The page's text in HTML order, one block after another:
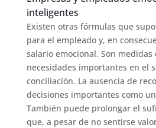
inteligentes
Existen otras fórmulas que
para el empleado y, en
salario emocional. Son medidas
necesidades importantes en el
conciliación. La ausencia de
decisiones importantes como
También puede prolongar el
que, a pesar de no sentirse